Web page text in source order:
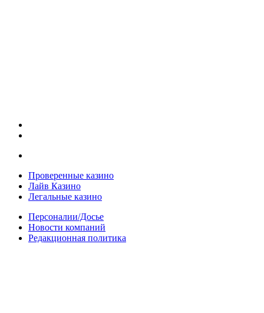
Проверенные казино
Лайв Казино
Легальные казино
Персоналии/Досье
Новости компаний
Редакционная политика